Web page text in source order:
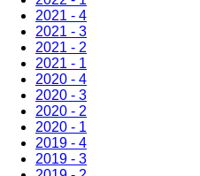
2021 - 4
2021 - 3
2021 - 2
2021 - 1
2020 - 4
2020 - 3
2020 - 2
2020 - 1
2019 - 4
2019 - 3